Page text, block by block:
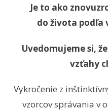
Je to ako
do života podľa
Uvedomujeme si,
vzťahy
Vykročenie z
vzorcov správania v